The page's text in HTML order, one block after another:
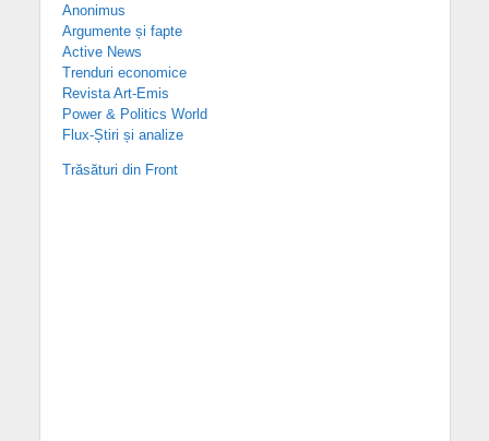
Anonimus
Argumente și fapte
Active News
Trenduri economice
Revista Art-Emis
Power & Politics World
Flux-Știri și analize
Trăsături din Front